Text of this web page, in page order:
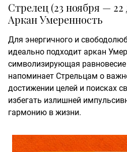
Стрелец (23 ноября — 22
Аркан Умеренность
Для энергичного и
идеально подходит аркан
символизирующая
напоминает Стрельцам о
достижении целей и поисках
избегать излишней
гармонию в жизни.